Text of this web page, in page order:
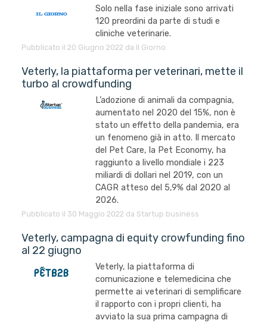
Solo nella fase iniziale sono arrivati
120 preordini da parte di studi e
cliniche veterinarie.
Pubblicato il 20 Giugno 2022 da Il Giorno
Veterly, la piattaforma per veterinari, mette il
turbo al crowdfunding
L’adozione di animali da compagnia,
aumentato nel 2020 del 15%, non è
stato un effetto della pandemia, era
un fenomeno già in atto. Il mercato
del Pet Care, la Pet Economy, ha
raggiunto a livello mondiale i 223
miliardi di dollari nel 2019, con un
CAGR atteso del 5,9% dal 2020 al
2026.
Pubblicato il 30 Maggio 2022 da Startup business
Veterly, campagna di equity crowfunding fino
al 22 giugno
Veterly, la piattaforma di
comunicazione e telemedicina che
permette ai veterinari di semplificare
il rapporto con i propri clienti, ha
avviato la sua prima campagna di